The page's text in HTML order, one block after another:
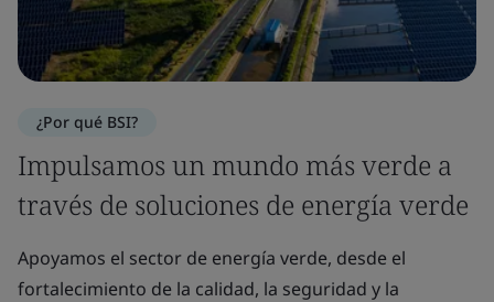
¿Por qué BSI?
Impulsamos un mundo más verde a
través de soluciones de energía verde
Apoyamos el sector de energía verde, desde el
fortalecimiento de la calidad, la seguridad y la